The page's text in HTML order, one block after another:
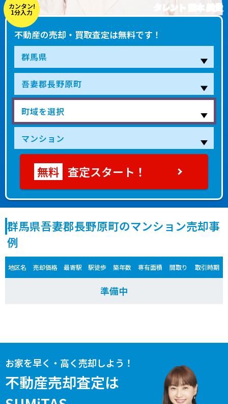
タレント 藤本 美貴
カンタン!
1分入力
不動産の売却・買取査定は無料です！
査定スタート！
群馬県吾妻郡長野原町のマンション売却事
例
地区名 売却価格 最寄駅 駅徒歩 築年数 専有面積 間取り 取引時期
準備中
お家を早く・高く売却しよう！
不動産売却査定は